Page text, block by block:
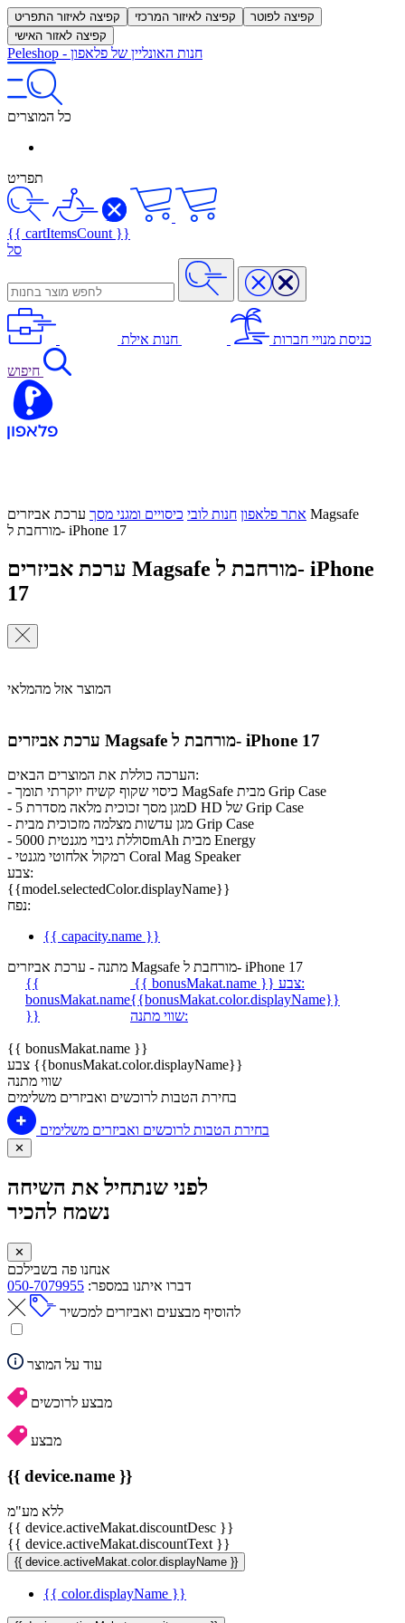
קפיצה לאיזור התפריט קפיצה לאיזור המרכזי
קפיצה לפוטר
קפיצה לאזור האישי
Peleshop - חנות האונליין של פלאפון
כל המוצרים
תפריט
{{ cartItemsCount }}
סל
כניסת מנויי חברות חנות אילת
חיפוש
אתר פלאפון חנות לובי כיסויים ומגני מסך ערכת אביזרים Magsafe
מורחבת ל- iPhone 17
ערכת אביזרים Magsafe מורחבת ל- iPhone
17
המוצר אזל מהמלאי
ערכת אביזרים Magsafe מורחבת ל- iPhone 17
הערכה כוללת את המוצרים הבאים:
- כיסוי שקוף קשיח יוקרתי תומך MagSafe מבית Grip Case
- מגן מסך זכוכית מלאה מסדרת 5D HD של Grip Case
- מגן עדשות מצלמה מזכוכית מבית Grip Case
- סוללת גיבוי מגנטית 5000mAh מבית Energy
- רמקול אלחוטי מגנטי Coral Mag Speaker
צבע:
{{model.selectedColor.displayName}}
נפח:
{{ capacity.name }}
מתנה - ערכת אביזרים Magsafe מורחבת ל- iPhone 17
{{
bonusMakat.name
}}
{{ bonusMakat.name }}
צבע:
{{bonusMakat.color.displayName}}
שווי מתנה:
{{ bonusMakat.name }}
צבע {{bonusMakat.color.displayName}}
שווי מתנה
בחירת הטבות לרוכשים ואביזרים משלימים
בחירת הטבות לרוכשים ואביזרים משלימים
✕
לפני שנתחיל את השיחה
נשמח להכיר
✕
אנחנו פה בשבילכם
דברו איתנו במספר: 050-7079955
להוסיף מבצעים ואביזרים למכשיר
עוד על המוצר
מבצע לרוכשים
מבצע
{{ device.name }}
ללא מע"מ
{{ device.activeMakat.discountDesc }}
{{ device.activeMakat.discountText }}
{{ device.activeMakat.color.displayName }}
{{ color.displayName }}